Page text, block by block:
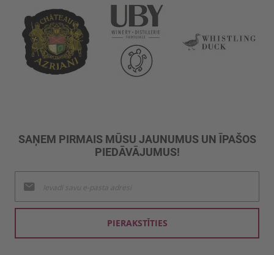
SAŅEM PIRMAIS MŪSU JAUNUMUS UN ĪPAŠOS
PIEDĀVĀJUMUS!
jaunumu
saņemšanai:
PIERAKSTĪTIES